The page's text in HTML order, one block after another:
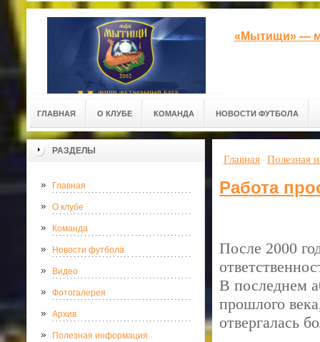
«Мытищи» —
ГЛАВНАЯ О КЛУБЕ КОМАНДА НОВОСТИ ФУТБОЛА
РАЗДЕЛЫ
Главная
О клубе
Команда
Новости футбола
Видео
Фотогалерея
Архив
Полезная информация
Главная Полезная
Работа
После 2000
В последнем
прошлого
отвергалась